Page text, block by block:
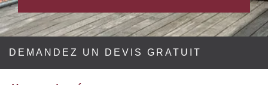
DEMANDEZ UN DEVIS GRATUIT